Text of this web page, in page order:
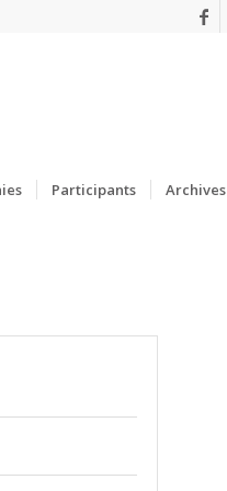
Participants Archives